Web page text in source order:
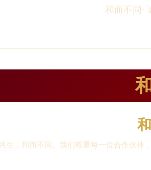
和而不同·
和
生，和而不同。我们尊重每一位合作伙伴